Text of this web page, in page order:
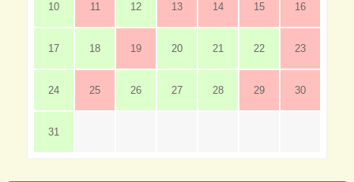
10 11 12 13 14 15 16
17 18 19 20 21 22 23
24 25 26 27 28 29 30
31